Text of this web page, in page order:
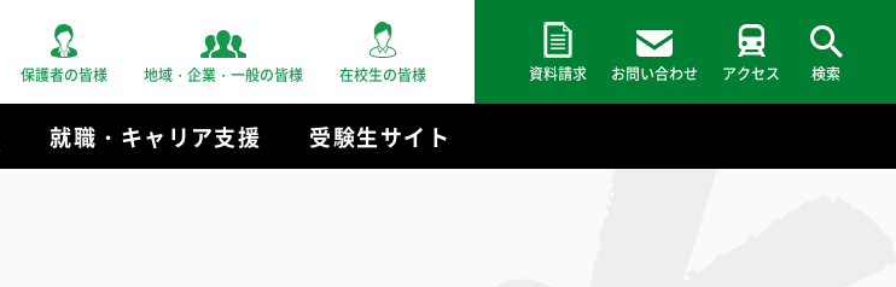
保護者の皆様 地域・企業・一般の皆様 在校生の皆様 資料請求 お問い合わせ アクセス 検索
就職・キャリア支援 受験生サイト